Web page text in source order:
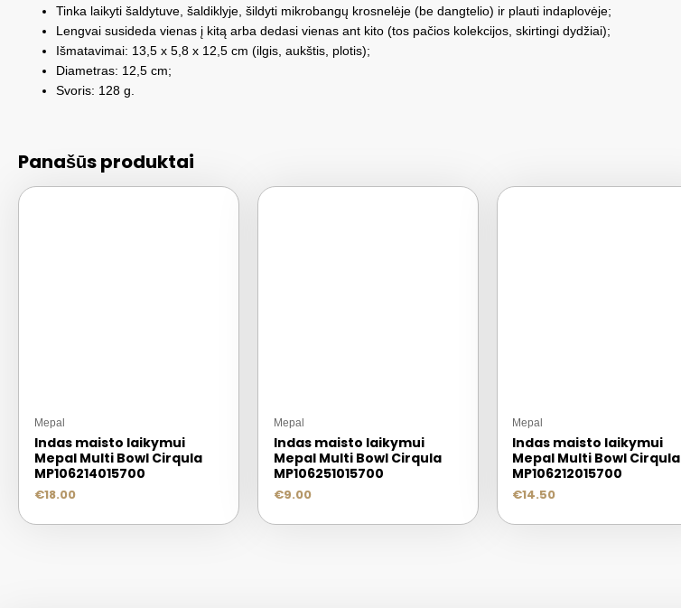
Tinka laikyti šaldytuve, šaldiklyje, šildyti mikrobangų krosnelėje (be dangtelio) ir plauti indaplovėje;
Lengvai susideda vienas į kitą arba dedasi vienas ant kito (tos pačios kolekcijos, skirtingi dydžiai);
Išmatavimai: 13,5 x 5,8 x 12,5 cm (ilgis, aukštis, plotis);
Diametras: 12,5 cm;
Svoris: 128 g.
Panašūs produktai
Mepal
Indas maisto laikymui
Mepal Multi Bowl Cirqula
MP106214015700
€18.00
Mepal
Indas maisto laikymui
Mepal Multi Bowl Cirqula
MP106251015700
€9.00
Mepal
Indas maisto laikymui
Mepal Multi Bowl Cirqula
MP106212015700
€14.50